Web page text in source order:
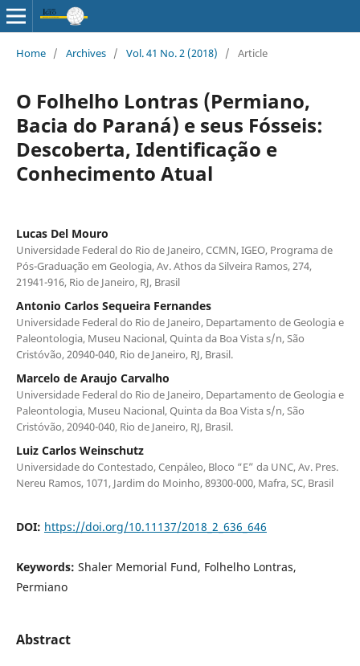
Home / Archives / Vol. 41 No. 2 (2018) / Article
O Folhelho Lontras (Permiano,
Bacia do Paraná) e seus Fósseis:
Descoberta, Identificação e
Conhecimento Atual
Lucas Del Mouro
Universidade Federal do Rio de Janeiro, CCMN, IGEO, Programa de
Pós-Graduação em Geologia, Av. Athos da Silveira Ramos, 274,
21941-916, Rio de Janeiro, RJ, Brasil
Antonio Carlos Sequeira Fernandes
Universidade Federal do Rio de Janeiro, Departamento de Geologia e
Paleontologia, Museu Nacional, Quinta da Boa Vista s/n, São
Cristóvão, 20940-040, Rio de Janeiro, RJ, Brasil.
Marcelo de Araujo Carvalho
Universidade Federal do Rio de Janeiro, Departamento de Geologia e
Paleontologia, Museu Nacional, Quinta da Boa Vista s/n, São
Cristóvão, 20940-040, Rio de Janeiro, RJ, Brasil.
Luiz Carlos Weinschutz
Universidade do Contestado, Cenpáleo, Bloco “E” da UNC, Av. Pres.
Nereu Ramos, 1071, Jardim do Moinho, 89300-000, Mafra, SC, Brasil
DOI: https://doi.org/10.11137/2018_2_636_646
Keywords: Shaler Memorial Fund, Folhelho Lontras,
Permiano
Abstract